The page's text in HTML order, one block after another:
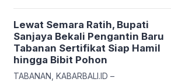
sejumlah desa di Kecamatan Pupuan
dan Selemadeg Barat untuk
menyalurkan bantuan dan menyerap
aspirasi warga, Rabu (13/5/2026).
Kegiatan yang menyasar lintas generasi
Lewat Semara Ratih, Bupati
Sanjaya Bekali Pengantin Baru
Tabanan Sertifikat Siap Hamil
hingga Bibit Pohon
TABANAN, KABARBALI.ID –